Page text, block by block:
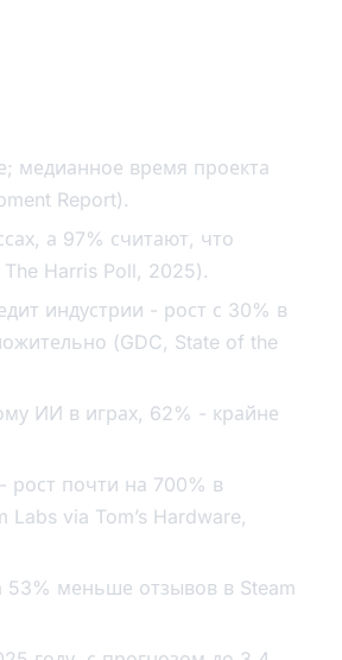
медианное время проекта
Report).
а 97% считают, что
Harris Poll, 2025).
индустрии - рост с 30% в
(GDC, State of the
ИИ в играх, 62% - крайне
рост почти на 700% в
via Tom’s Hardware,
меньше отзывов в Steam